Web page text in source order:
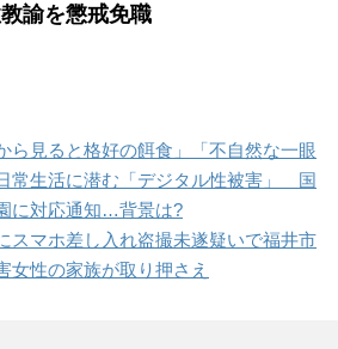
諭を懲戒免職
ら見ると格好の餌食」「不自然な一眼
常生活に潜む「デジタル性被害」 国
に対応通知…背景は?
スマホ差し入れ盗撮未遂疑いで福井市
性の家族が取り押さえ